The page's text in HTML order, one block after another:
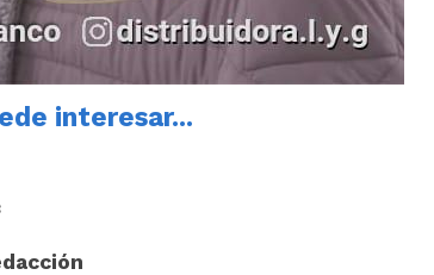
interesar...